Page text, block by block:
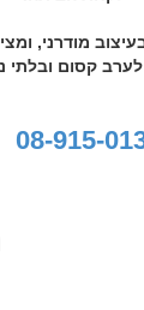
מודרני,
קסום
08-915-